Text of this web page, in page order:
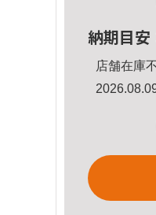
納期目安
店舗在庫